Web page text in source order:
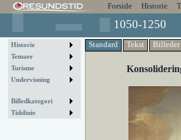
Forside Historie
1050-1250
Historie
Temaer
Turisme
Undervisning
Billedkategori
Tidslinie
Standard Tekst Billeder